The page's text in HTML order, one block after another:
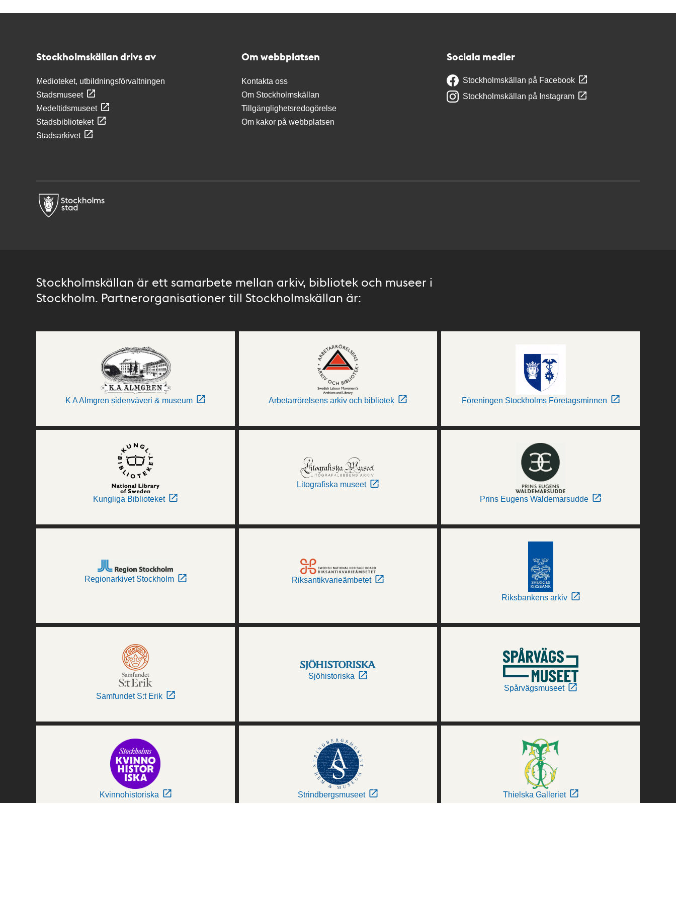
Stockholmskällan drivs av
Medioteket, utbildningsförvaltningen
Stadsmuseet
Medeltidsmuseet
Stadsbiblioteket
Stadsarkivet
Om webbplatsen
Kontakta oss
Om Stockholmskällan
Tillgänglighetsredogörelse
Om kakor på webbplatsen
Sociala medier
Stockholmskällan på Facebook
Stockholmskällan på Instagram
Stockholmskällan är ett samarbete mellan arkiv, bibliotek och museer i
Stockholm. Partnerorganisationer till Stockholmskällan är:
K A Almgren sidenväveri & museum Arbetarrörelsens arkiv och bibliotek Föreningen Stockholms Företagsminnen
Kungliga Biblioteket
Litografiska museet
Prins Eugens Waldemarsudde
Regionarkivet Stockholm Riksantikvarieämbetet
Riksbankens arkiv
Samfundet S:t Erik
Sjöhistoriska
Spårvägsmuseet
Kvinnohistoriska Strindbergsmuseet Thielska Galleriet